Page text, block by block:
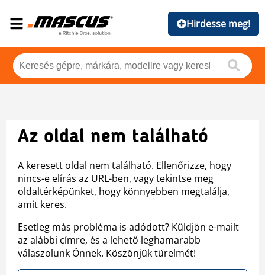
Hirdesse meg!
Az oldal nem található
A keresett oldal nem található. Ellenőrizze, hogy
nincs-e elírás az URL-ben, vagy tekintse meg
oldaltérképünket, hogy könnyebben megtalálja,
amit keres.
Esetleg más probléma is adódott? Küldjön e-mailt
az alábbi címre, és a lehető leghamarabb
válaszolunk Önnek. Köszönjük türelmét!